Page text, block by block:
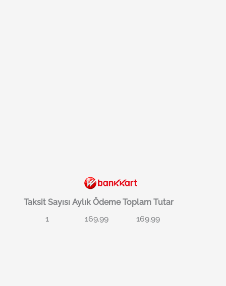
Taksit Sayısı Aylık Ödeme Toplam Tutar
1
169.99 169.99